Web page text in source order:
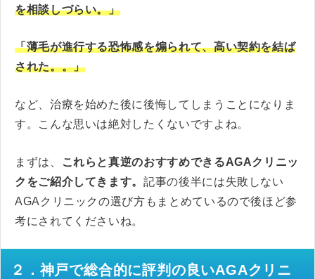
を相談しづらい。」
「薄毛が進行する恐怖感を煽られて、高い契約を結ば
された。。」
など、治療を始めた後に後悔してしまうことになりま
す。こんな思いは絶対したくないですよね。
まずは、
これらと真逆のおすすめできるAGAクリニッ
クをご紹介してきます。記事の後半には失敗しない
AGAクリニックの選び方もまとめているので後ほど参
考にされてくださいね。
２．神戸で総合的に評判の良いAGAクリニ